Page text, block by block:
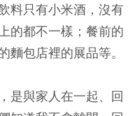
料只有小米酒，沒有
的都不一樣；餐前的
麵包店裡的展品等。
是與家人在一起、回